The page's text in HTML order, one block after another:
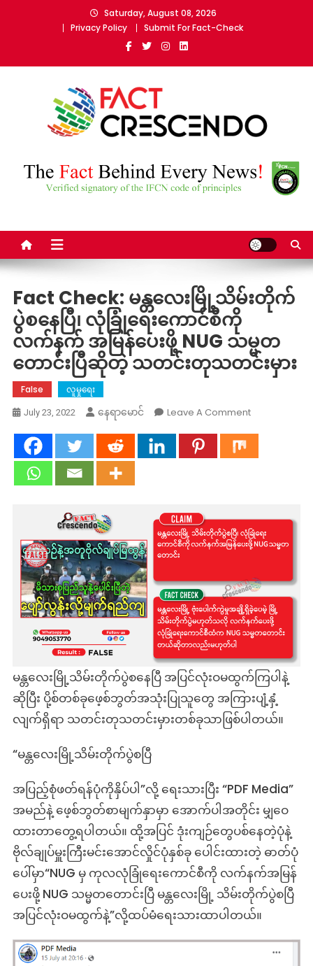
Saturday, August 08, 2026
Privacy Policy
Submit For Fact-Check
Fact Crescendo Myanmar
Fact Check: မန္တလေးမြို့သိမ်းတိုက်
ပွဲစနေပြီ၊ လုံခြုံရေးကောင်စီကို
လက်နက် အမြန်ပေးဖို့ NUG သမ္မတ
တောင်းပြီဆိုတဲ့ သတင်းတုသတင်းမှား
False လူမှုရေး
July 23, 2022 နေရာမောင် Leave A CommentOn
မန္တလေး
စနေ
ပြီ၊
ကို
လက်နက်
အ
မြန်
ဖို့
NUG
သမ္မတ
တောင်း
သတင်း
တု
သတင်း
မှား
မန္တလေးမြို့သိမ်းတိုက်ပွဲစနေပြီ အပြင်လုံးဝမထွက်ကြပါနဲ့
ဆိုပြီး ပို့စ်တစ်ခုဖေ့စ်ဘွတ်အသုံးပြုသူတွေ အကြားပျံ့နှံ့
လျက်ရှိရာ သတင်းတုသတင်းမှားတစ်ခုသာဖြစ်ပါတယ်။
“မန္တလေးမြို့သိမ်းတိုက်ပွဲစပြီ
အပြည့်စုံဖတ်ရန်ပုံကိုနှိပ်ပါ”လို့ ရေးသားပြီး “PDF Media”
အမည်နဲ့ ဖေ့စ်ဘွတ်စာမျက်နှာမှာ အောက်ပါအတိုင်း မျှဝေ
ထားတာတွေ့ရပါတယ်။ ထို့အပြင် ဒုံးကျဉ်တွေပစ်နေတဲ့ပုံနဲ့
ဗိုလ်ချုပ်မှူးကြီးမင်းအောင်လှိုင်ပုံနှစ်ခု ပေါင်းထားတဲ့ ဓာတ်ပုံ
ပေါ်မှာ“NUG မှ ကုလလုံခြုံရေးကောင်စီကို လက်နက်အမြန်
ပေးဖို့ NUG သမ္မတတောင်းပြီ မန္တလေးမြို့ သိမ်းတိုက်ပွဲစပြီ
အပြင်လုံးဝမထွက်နဲ့”လို့ထပ်မံရေးသားထာပါတယ်။